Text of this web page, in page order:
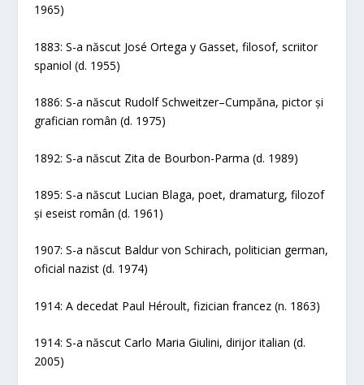
1965)
1883: S-a născut José Ortega y Gasset, filosof, scriitor
spaniol (d. 1955)
1886: S-a născut Rudolf Schweitzer–Cumpăna, pictor și
grafician român (d. 1975)
1892: S-a născut Zita de Bourbon-Parma (d. 1989)
1895: S-a născut Lucian Blaga, poet, dramaturg, filozof
și eseist român (d. 1961)
1907: S-a născut Baldur von Schirach, politician german,
oficial nazist (d. 1974)
1914: A decedat Paul Héroult, fizician francez (n. 1863)
1914: S-a născut Carlo Maria Giulini, dirijor italian (d.
2005)